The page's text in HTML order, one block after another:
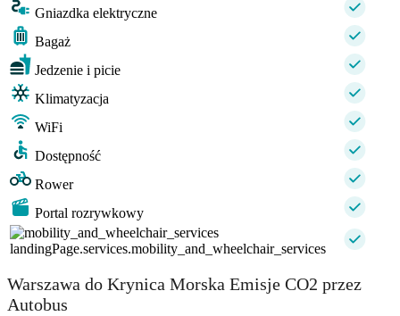
Gniazdka elektryczne
Bagaż
Jedzenie i picie
Klimatyzacja
WiFi
Dostępność
Rower
Portal rozrywkowy
landingPage.services.mobility_and_wheelchair_services
Warszawa do Krynica Morska Emisje CO2 przez
Autobus